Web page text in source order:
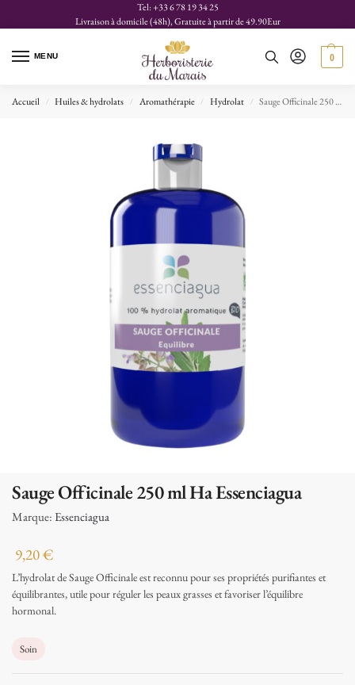
Tel: +33 6 78 19 34 25
Livraison à domicile (48h), Gratuite à partir de 49.90Eur
MENU 0
Accueil / Huiles & hydrolats / Aromathérapie / Hydrolat / Sauge Officinale 250 ml Ha Essenciagua
Sauge Officinale 250 ml Ha Essenciagua
Marque: Essenciagua
9,20€
L’hydrolat de Sauge Officinale est reconnu pour ses propriétés purifiantes et
équilibrantes, utile pour réguler les peaux grasses et favoriser l’équilibre
hormonal.
Soin